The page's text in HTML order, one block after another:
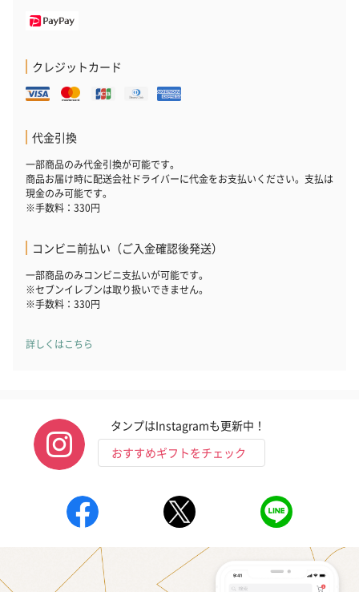
クレジットカード
代金引換
一部商品のみ代金引換が可能です。
商品お届け時に配送会社ドライバーに代金をお支払いください。支払は
現金のみ可能です。
※手数料：330円
コンビニ前払い（ご入金確認後発送）
一部商品のみコンビニ支払いが可能です。
※セブンイレブンは取り扱いできません。
※手数料：330円
詳しくはこちら
タンプはInstagramも更新中！
おすすめギフトをチェック